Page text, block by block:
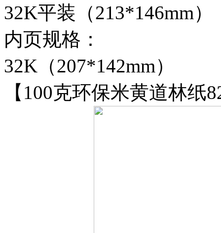
32K平装（213*146mm）
内页规格：
32K（207*142mm）
【100克环保米黄道林纸